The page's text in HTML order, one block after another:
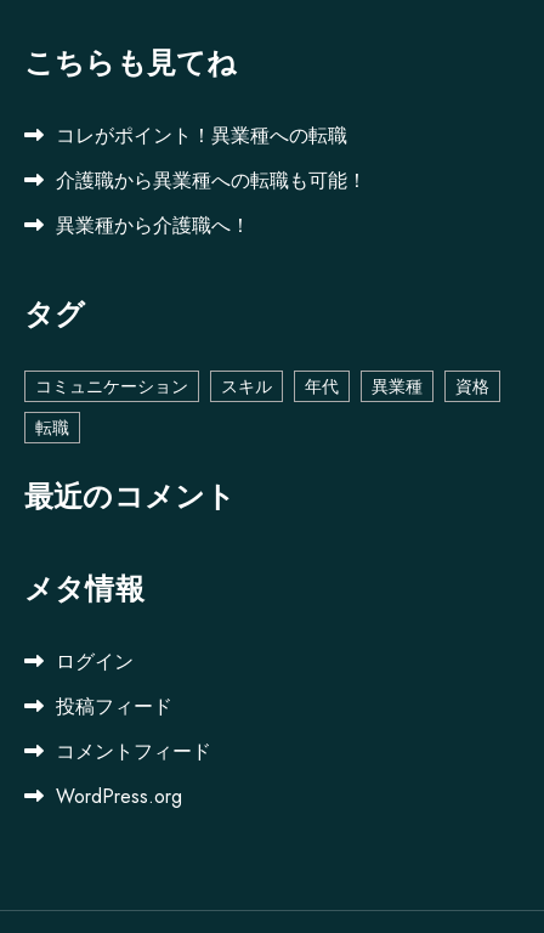
こちらも見てね
コレがポイント！異業種への転職
介護職から異業種への転職も可能！
異業種から介護職へ！
タグ
コミュニケーション スキル 年代 異業種
資格
転職
最近のコメント
メタ情報
ログイン
投稿フィード
コメントフィード
WordPress.org